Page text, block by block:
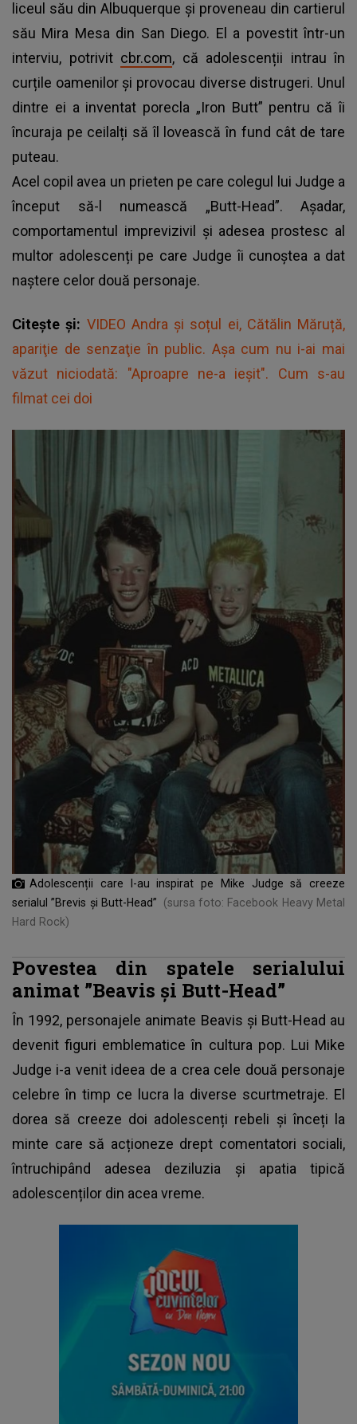
liceul său din Albuquerque și proveneau din cartierul
său Mira Mesa din San Diego. El a povestit într-un
interviu, potrivit cbr.com, că adolescenții intrau în
curțile oamenilor și provocau diverse distrugeri. Unul
dintre ei a inventat porecla „Iron Butt” pentru că îi
încuraja pe ceilalți să îl lovească în fund cât de tare
puteau.
Acel copil avea un prieten pe care colegul lui Judge a
început să-l numească „Butt-Head”. Așadar,
comportamentul imprevizivil și adesea prostesc al
multor adolescenți pe care Judge îi cunoștea a dat
naștere celor două personaje.
Citește și: VIDEO Andra și soțul ei, Cătălin Măruță,
apariţie de senzaţie în public. Așa cum nu i-ai mai
văzut niciodată: "Aproapre ne-a ieșit". Cum s-au
filmat cei doi
Adolescenții care l-au inspirat pe Mike Judge să creeze
serialul ”Brevis și Butt-Head”
(sursa foto: Facebook Heavy Metal
Hard Rock)
Povestea din spatele serialului
animat ”Beavis și Butt-Head”
În 1992, personajele animate Beavis și Butt-Head au
devenit figuri emblematice în cultura pop. Lui Mike
Judge i-a venit ideea de a crea cele două personaje
celebre în timp ce lucra la diverse scurtmetraje. El
dorea să creeze doi adolescenți rebeli și înceți la
minte care să acționeze drept comentatori sociali,
întruchipând adesea deziluzia și apatia tipică
adolescenților din acea vreme.